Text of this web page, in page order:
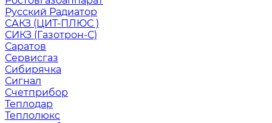
Русский Радиатор
САКЗ (ЦИТ-ПЛЮС )
СИКЗ (Газотрон-С)
Саратов
Сервисгаз
Сибирячка
Сигнал
Счетприбор
Теплодар
Теплолюкс